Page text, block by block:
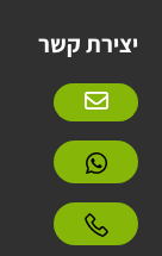
יצירת קשר